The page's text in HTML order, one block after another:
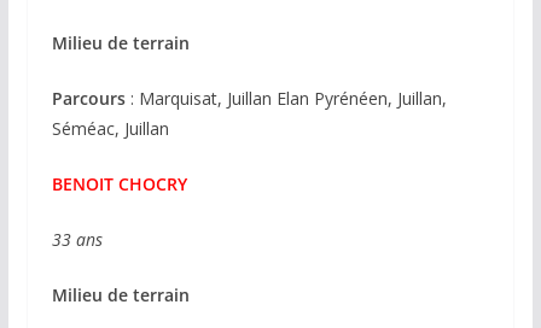
Milieu de terrain
Parcours: Marquisat, Juillan Elan Pyrénéen, Juillan,
Séméac, Juillan
BENOIT CHOCRY
33 ans
Milieu de terrain